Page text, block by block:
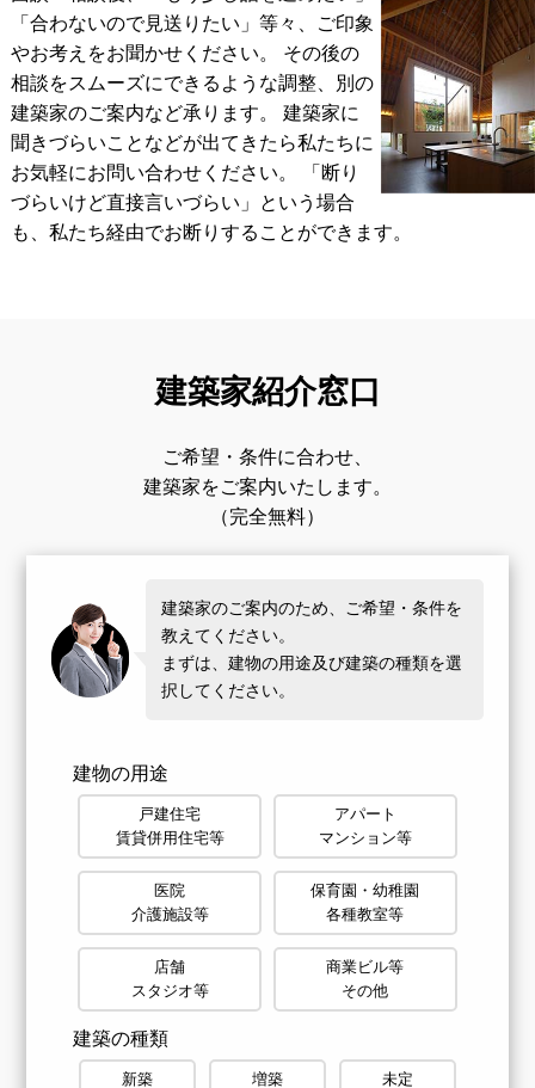
「合わないので見送りたい」等々、ご印象
やお考えをお聞かせください。 その後の
相談をスムーズにできるような調整、別の
建築家のご案内など承ります。
建築家に
聞きづらいことなどが出てきたら私たちに
お気軽にお問い合わせください。
「断り
づらいけど直接言いづらい」という場合
も、私たち経由でお断りすることができます。
建築家紹介窓口
ご希望・条件に合わせ、
建築家をご案内いたします。
（完全無料）
建築家のご案内のため、ご希望・条件を
教えてください。
まずは、建物の用途及び建築の種類を選
択してください。
建物の用途
戸建住宅
賃貸併用住宅等
アパート
マンション等
医院
介護施設等
保育園・幼稚園
各種教室等
店舗
スタジオ等
商業ビル等
その他
建築の種類
新築 増築 未定